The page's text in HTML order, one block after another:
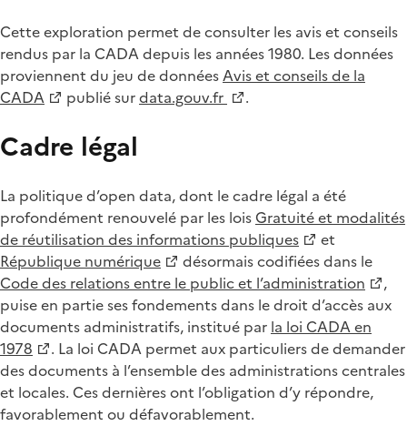
Cette exploration permet de consulter les avis et conseils
rendus par la CADA depuis les années 1980. Les données
proviennent du jeu de donnéesAvis et conseils de la
CADA
publié surdata.gouv.fr .
Cadre légal
La politique d’open data, dont le cadre légal a été
profondément renouvelé par les loisGratuité et modalités
de réutilisation des informations publiques
et
République numérique
désormais codifiées dans le
Code des relations entre le public et l’administration
,
puise en partie ses fondements dans le droit d’accès aux
documents administratifs, institué par la loi CADA en
1978
. La loi CADA permet aux particuliers de demander
des documents à l’ensemble des administrations centrales
et locales. Ces dernières ont l’obligation d’y répondre,
favorablement ou défavorablement.